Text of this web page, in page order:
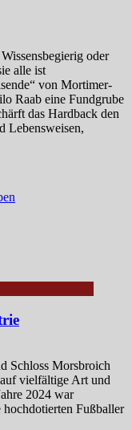
oder
alle ist
von Mortimer-
Raab eine Fundgrube
das Hardback den
Lebensweisen,
Schloss Morsbroich
vielfältige Art und
2024 war
Fußballer